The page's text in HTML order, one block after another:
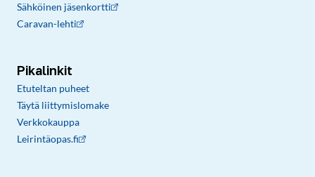
Sähköinen jäsenkortti
Caravan-lehti
Pikalinkit
Etuteltan puheet
Täytä liittymislomake
Verkkokauppa
Leirintäopas.fi